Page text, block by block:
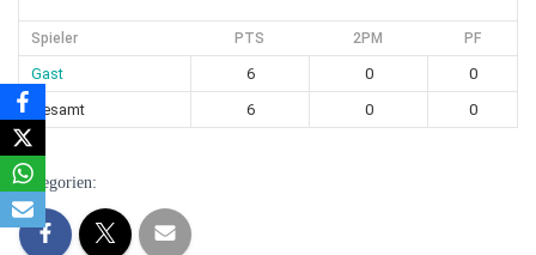
Spieler PTS 2PM PF
Gast 6 0
0
Gesamt
6 0 0
Kategorien: